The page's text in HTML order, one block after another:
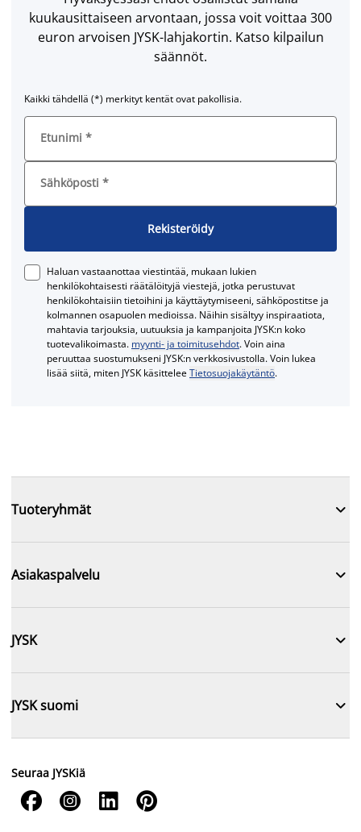
kuukausittaiseen arvontaan, jossa voit voittaa 300
euron arvoisen JYSK-lahjakortin. Katso kilpailun
säännöt.
Kaikki tähdellä (*) merkityt kentät ovat pakollisia.
Etunimi *
Sähköposti *
Rekisteröidy
Haluan vastaanottaa viestintää, mukaan lukien
henkilökohtaisesti räätälöityjä viestejä, jotka perustuvat
henkilökohtaisiin tietoihini ja käyttäytymiseeni, sähköpostitse ja
kolmannen osapuolen medioissa. Näihin sisältyy inspiraatiota,
mahtavia tarjouksia, uutuuksia ja kampanjoita JYSK:n koko
tuotevalikoimasta. myynti- ja toimitusehdot. Voin aina
peruuttaa suostumukseni JYSK:n verkkosivustolla. Voin lukea
lisää siitä, miten JYSK käsitteleeTietosuojakäytäntö.
Tuoteryhmät 
Asiakaspalvelu 
JYSK 
JYSK suomi 
Seuraa JYSKiä
   